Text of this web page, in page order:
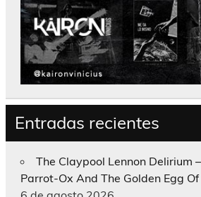
Entradas recientes
The Claypool Lennon Delirium
Parrot-Ox And The Golden Egg